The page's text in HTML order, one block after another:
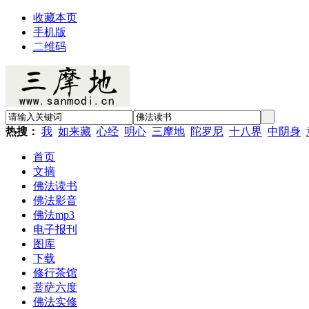
收藏本页
手机版
二维码
热搜： 我 如来藏 心经 明心 三摩地 陀罗尼 十八界 中阴身
首页
文摘
佛法读书
佛法影音
佛法mp3
电子报刊
图库
下载
修行茶馆
菩萨六度
佛法实修